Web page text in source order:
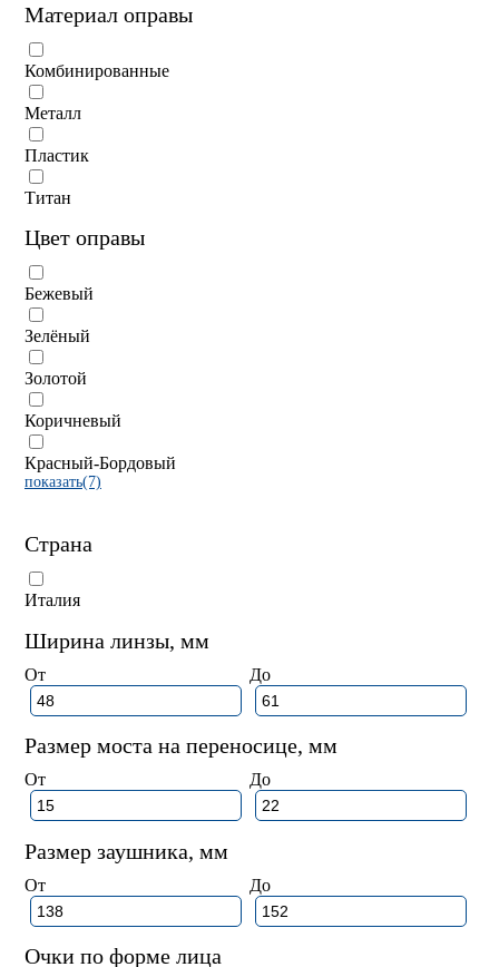
Материал оправы
Комбинированные
Металл
Пластик
Титан
Цвет оправы
Бежевый
Зелёный
Золотой
Коричневый
Красный-Бордовый
показать(7)
Страна
Италия
Ширина линзы, мм
От До
Размер моста на переносице, мм
От До
Размер заушника, мм
От До
Очки по форме лица